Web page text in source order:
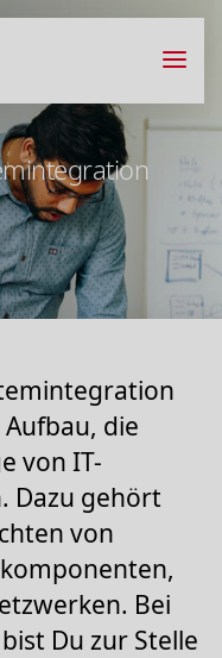
die
von IT-
Dazu gehört
von
Bei
Du zur Stelle